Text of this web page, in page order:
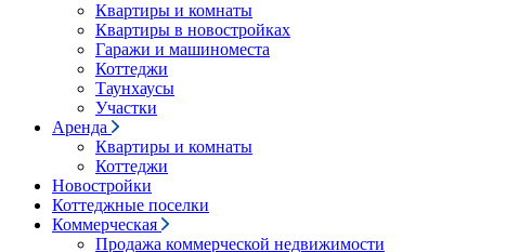
Квартиры и комнаты
Квартиры в новостройках
Гаражи и машиноместа
Коттеджи
Таунхаусы
Участки
Аренда
Квартиры и комнаты
Коттеджи
Новостройки
Коттеджные поселки
Коммерческая
Продажа коммерческой недвижимости